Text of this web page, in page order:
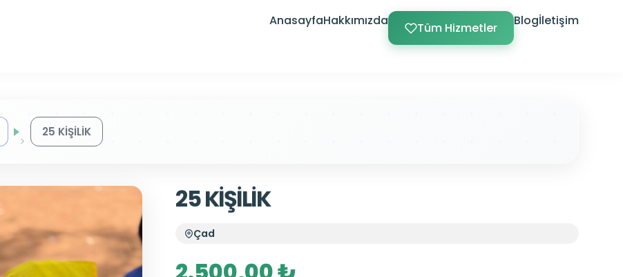
AnasayfaHakkımızda Tüm Hizmetler Blogİletişim
25 KİŞİLİK
25 KİŞİLİK
Çad